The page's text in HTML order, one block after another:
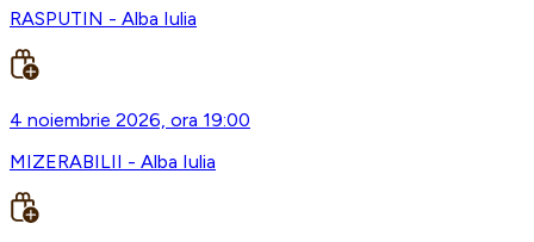
RASPUTIN - Alba Iulia
4 noiembrie 2026, ora 19:00
MIZERABILII - Alba Iulia